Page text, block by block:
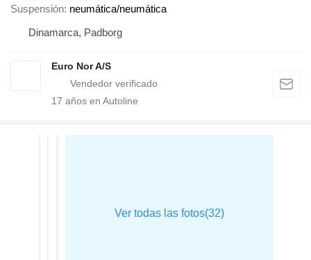
Suspensión neumática/neumática
Dinamarca, Padborg
Euro Nor A/S
17 años en Autoline